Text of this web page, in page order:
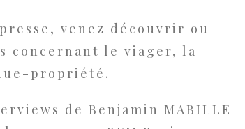
venez découvrir ou
concernant le viager, la
propriété.
de Benjamin MABILLE